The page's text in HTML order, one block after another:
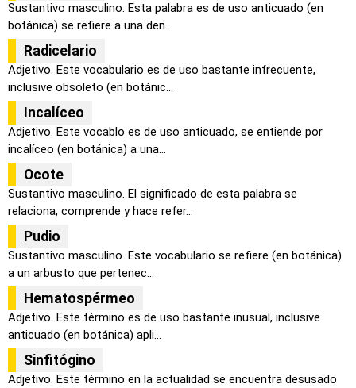
Sustantivo masculino. Esta palabra es de uso anticuado (en
botánica) se refiere a una den...
Radicelario
Adjetivo. Este vocabulario es de uso bastante infrecuente,
inclusive obsoleto (en botánic...
Incalíceo
Adjetivo. Este vocablo es de uso anticuado, se entiende por
incalíceo (en botánica) a una...
Ocote
Sustantivo masculino. El significado de esta palabra se
relaciona, comprende y hace refer...
Pudio
Sustantivo masculino. Este vocabulario se refiere (en botánica)
a un arbusto que pertenec...
Hematospérmeo
Adjetivo. Este término es de uso bastante inusual, inclusive
anticuado (en botánica) apli...
Sinfitógino
Adjetivo. Este término en la actualidad se encuentra desusado